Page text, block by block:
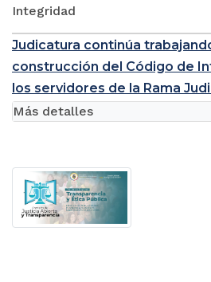
Integridad
Judicatura continúa
construcción del Código de
los servidores de la Rama
Más detalles